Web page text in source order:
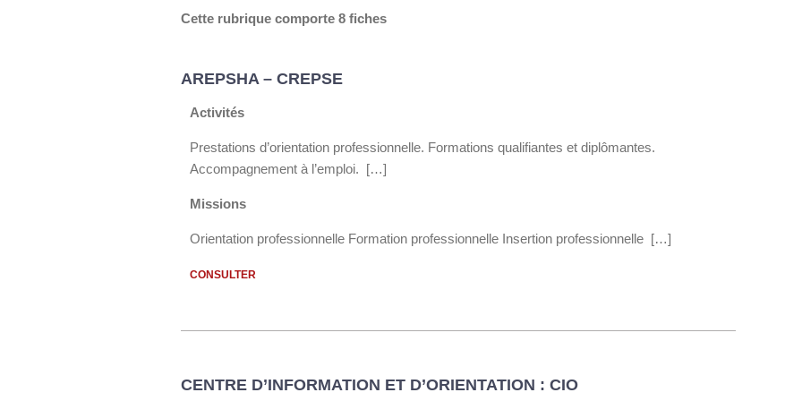
Cette rubrique comporte 8 fiches
AREPSHA – CREPSE
Activités
Prestations d’orientation professionnelle. Formations qualifiantes et diplômantes.
Accompagnement à l’emploi. […]
Missions
Orientation professionnelle Formation professionnelle Insertion professionnelle […]
CONSULTER
CENTRE D’INFORMATION ET D’ORIENTATION : CIO